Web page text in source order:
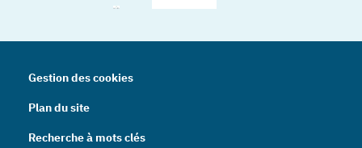
Gestion des cookies
Plan du site
Recherche à mots clés